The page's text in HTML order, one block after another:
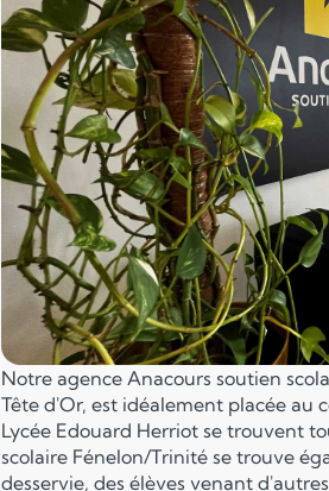
Notre agence Anacours soutien
Tête d'Or, est idéalement placée au
Lycée Edouard Herriot se trouvent
scolaire Fénelon/Trinité se trouve
desservie, des élèves venant